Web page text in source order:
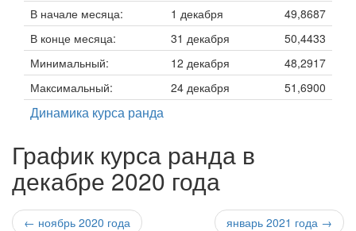
В начале месяца:
1 декабря
49,8687
В конце месяца:
31 декабря
50,4433
Минимальный:
12 декабря
48,2917
Максимальный:
24 декабря 51,6900
Динамика курса ранда
График курса ранда в
декабре 2020 года
← ноябрь 2020 года январь 2021 года →